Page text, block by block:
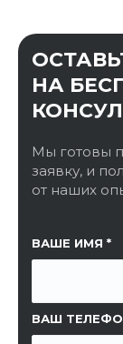
НА
Мы готовы
заявку, и
от наших
ВАШЕ ИМЯ
ВАШ
ССЫЛКА НА